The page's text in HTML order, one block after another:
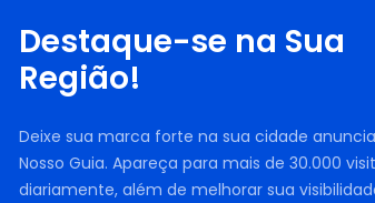
Destaque-se na Sua
Região!
Deixe sua marca forte na sua cidade
Nosso Guia. Apareça para mais de 30.000
diariamente, além de melhorar sua